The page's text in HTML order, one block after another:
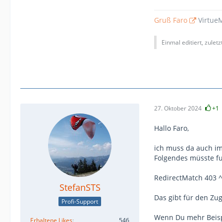
Gruß Faro
Einmal editiert,
StefanSTS
Profi-Support
Erhaltene Likes 546
27. Oktober 2024 +1
Hallo Faro,
ich muss da auch
Folgendes müsste
RedirectMatch 403
Das gibt für den
Wenn Du mehr